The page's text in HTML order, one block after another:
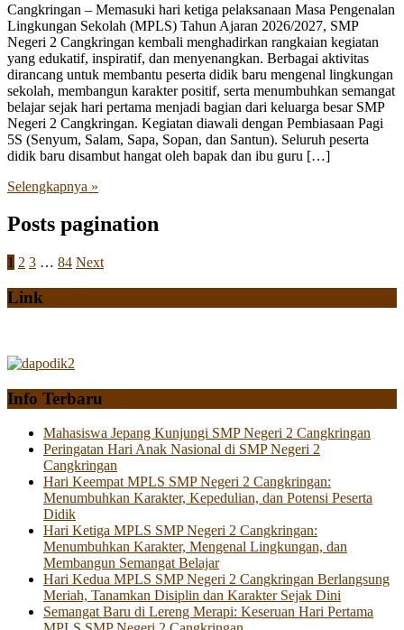
Cangkringan – Memasuki hari ketiga pelaksanaan Masa Pengenalan
Lingkungan Sekolah (MPLS) Tahun Ajaran 2026/2027, SMP
Negeri 2 Cangkringan kembali menghadirkan rangkaian kegiatan
yang edukatif, inspiratif, dan menyenangkan. Berbagai aktivitas
dirancang untuk membantu peserta didik baru mengenal lingkungan
sekolah, membangun karakter positif, serta menumbuhkan semangat
belajar sejak hari pertama menjadi bagian dari keluarga besar SMP
Negeri 2 Cangkringan. Kegiatan diawali dengan Pembiasaan Pagi
5S (Senyum, Salam, Sapa, Sopan, dan Santun). Seluruh peserta
didik baru disambut hangat oleh bapak dan ibu guru […]
Selengkapnya »
Posts pagination
1 2 3 … 84 Next
Link
Info Terbaru
Mahasiswa Jepang Kunjungi SMP Negeri 2 Cangkringan
Peringatan Hari Anak Nasional di SMP Negeri 2
Cangkringan
Hari Keempat MPLS SMP Negeri 2 Cangkringan:
Menumbuhkan Karakter, Kepedulian, dan Potensi Peserta
Didik
Hari Ketiga MPLS SMP Negeri 2 Cangkringan:
Menumbuhkan Karakter, Mengenal Lingkungan, dan
Membangun Semangat Belajar
Hari Kedua MPLS SMP Negeri 2 Cangkringan Berlangsung
Meriah, Tanamkan Disiplin dan Karakter Sejak Dini
Semangat Baru di Lereng Merapi: Keseruan Hari Pertama